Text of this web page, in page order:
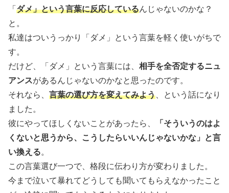
「 ダメ」という言葉に反応しているんじゃないのかな？
と。
私達はついうっかり「ダメ」という言葉を軽く使いがちで
す。
だけど、「ダメ」という言葉には、 相手を全否定するニュ
アンスがあるんじゃないのかなと思ったのです。
それなら、 言葉の選び方を変えてみよう 、という話になり
ました。
彼にやってほしくないことがあったら、
「そういうのはよ
くないと思うから、こうしたらいいんじゃないかな」と言
い換える。
この言葉選び一つで、格段に伝わり方が変わりました。
今まで泣いて暴れてどうしても聞いてもらえなかったこと